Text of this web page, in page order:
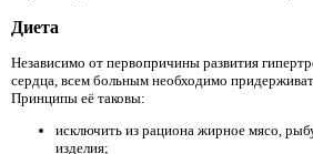
Диета
Независимо от первопричины развития
сердца, всем больным необходимо
Принципы её таковы:
исключить из рациона жирное мясо,
изделия;